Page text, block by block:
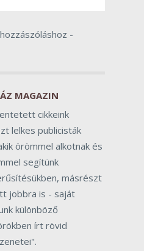
-
MAGAZIN
cikkeink
lelkes publicisták
örömmel alkotnak és
segítünk
másrészt
jobbra is - saját
különböző
írt rövid